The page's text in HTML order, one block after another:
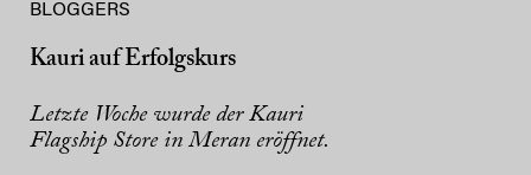
BLOGGERS
Kauri auf Erfolgskurs
Letzte Woche wurde der Kauri
Flagship Store in Meran eröffnet.